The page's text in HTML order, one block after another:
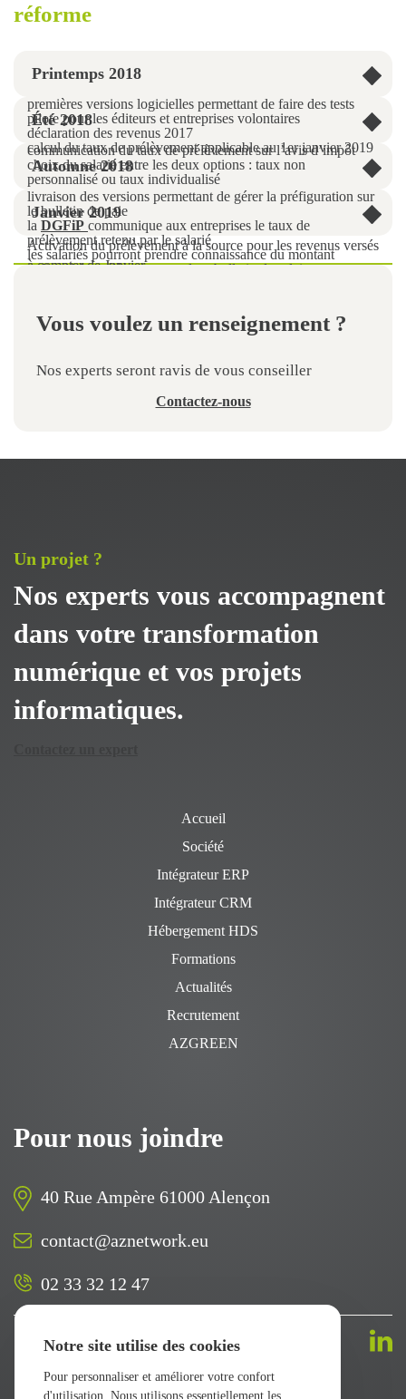
Notre site utilise des cookies
Pour personnaliser et améliorer votre confort
d'utilisation. Nous utilisons essentiellement les
réforme
Printemps 2018
premières versions logicielles permettant de faire des tests
pilote pour les éditeurs et entreprises volontaires
déclaration des revenus 2017
calcul du taux de prélèvement applicable au 1er janvier 2019
Été 2018
communication du taux de prélèvement sur l’avis d’impôt
choix du salarié entre les deux options : taux non
personnalisé ou taux individualisé
Automne 2018
livraison des versions permettant de gérer la préfiguration sur
le bulletin de paie
la DGFiP communique aux entreprises le taux de
prélèvement retenu par le salarié
les salariés pourront prendre connaissance du montant
indicatif de prélèvement sur leur bulletin de salaire
Janvier 2019
Activation du prélèvement à la source pour les revenus versés
à compter de Janvier
Vous voulez un renseignement ?
Nos experts seront ravis de vous conseiller
Contactez-nous
Un projet ?
Nos experts vous accompagnent
dans votre transformation
numérique et vos projets
informatiques.
Accueil
Société
Intégrateur ERP
Intégrateur CRM
Hébergement HDS
Formations
Actualités
Recrutement
AZGREEN
Pour nous joindre
40 Rue Ampère 61000 Alençon
contact@aznetwork.eu
02 33 32 12 47
Suivez-nous sur